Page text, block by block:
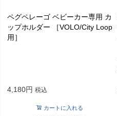
ペグペレーゴ ベビーカー専用 カ
ップホルダー ［VOLO/City Loop
用］
4,180 税込
カートに入れる